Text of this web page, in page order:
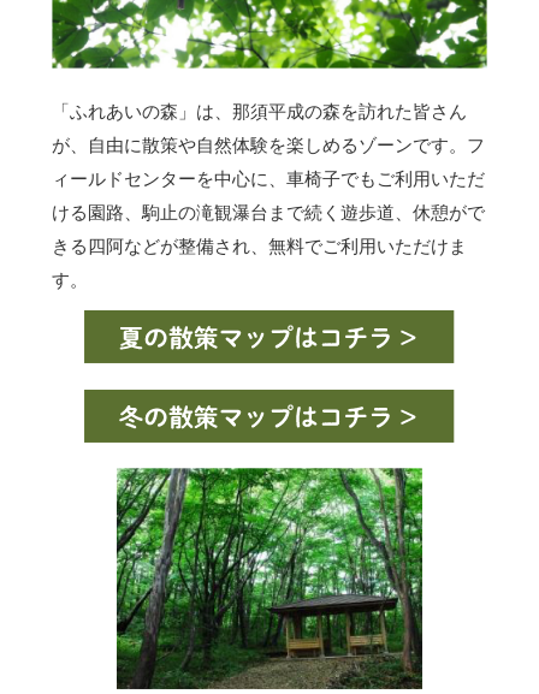
「ふれあいの森」は、那須平成の森を訪れた皆さん
が、自由に散策や自然体験を楽しめるゾーンです。フ
ィールドセンターを中心に、車椅子でもご利用いただ
ける園路、駒止の滝観瀑台まで続く遊歩道、休憩がで
きる四阿などが整備され、無料でご利用いただけま
す。